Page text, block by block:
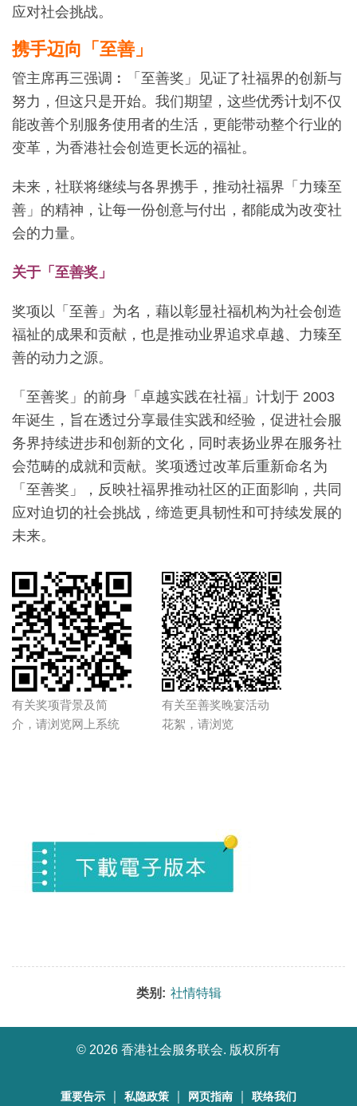
应对社会挑战。
携手迈向「至善」
管主席再三强调︰「至善奖」见证了社福界的创新与
努力，但这只是开始。我们期望，这些优秀计划不仅
能改善个别服务使用者的生活，更能带动整个行业的
变革，为香港社会创造更长远的福祉。
未来，社联将继续与各界携手，推动社福界「力臻至
善」的精神，让每一份创意与付出，都能成为改变社
会的力量。
关于「至善奖」
奖项以「至善」为名，藉以彰显社福机构为社会创造
福祉的成果和贡献，也是推动业界追求卓越、力臻至
善的动力之源。
「至善奖」的前身「卓越实践在社福」计划于 2003
年诞生，旨在透过分享最佳实践和经验，促进社会服
务界持续进步和创新的文化，同时表扬业界在服务社
会范畴的成就和贡献。奖项透过改革后重新命名为
「至善奖」，反映社福界推动社区的正面影响，共同
应对迫切的社会挑战，缔造更具韧性和可持续发展的
未来。
有关奖项背景及简
介，请浏览网上系统
有关至善奖晚宴活动
花絮，请浏览
类别: 社情特辑
© 2026 香港社会服务联会. 版权所有
重要告示 私隐政策 网页指南 联络我们